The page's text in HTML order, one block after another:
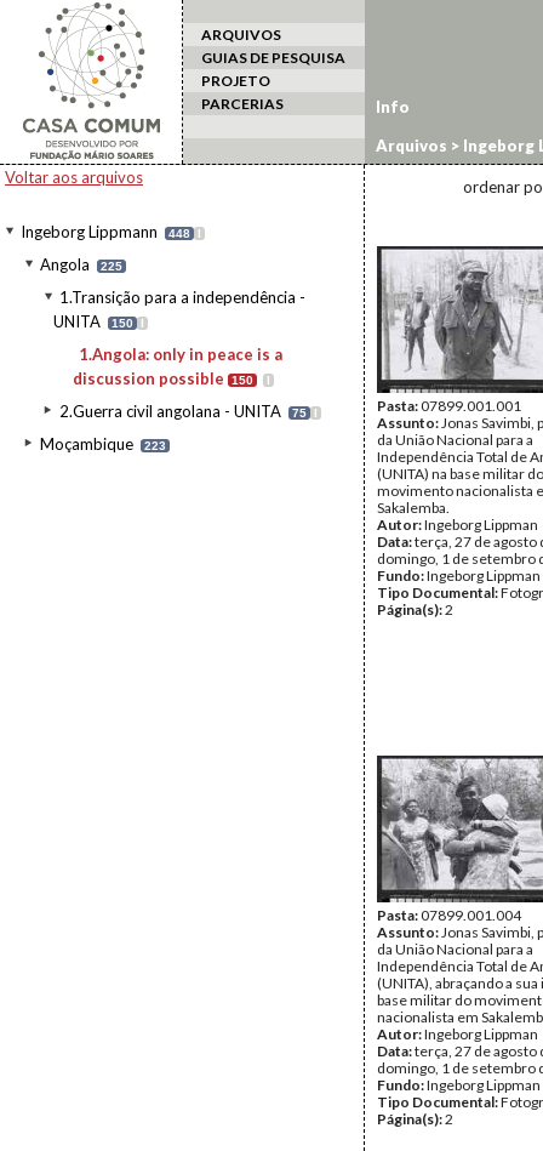
ARQUIVOS
GUIAS DE PESQUISA
PROJETO
PARCERIAS
Voltar aos arquivos
Ingeborg Lippmann 448 I
Angola 225
1.Transição para a independência -
UNITA
150 I
1.Angola: only in peace is a
discussion possible
150 I
2.Guerra civil angolana - UNITA 75 I
Moçambique 223
Info
Arquivos > Ingeborg
peace is a
ordenar
Pasta:07899.001.001
Assunto:Jonas Savimbi,
da União Nacional para a
Independência Total de
(UNITA) na base militar do
movimento nacionalista
Sakalemba.
Autor:Ingeborg Lippman
Data:terça, 27 de agosto
domingo, 1 de setembro
Fundo:Ingeborg Lippman
Tipo Documental:
Página(s):2
Pasta:07899.001.004
Assunto:Jonas Savimbi,
da União Nacional para a
Independência Total de
(UNITA), abraçando a sua
base militar do
nacionalista em
Autor:Ingeborg Lippman
Data:terça, 27 de agosto
domingo, 1 de setembro
Fundo:Ingeborg Lippman
Tipo Documental:
Página(s):2